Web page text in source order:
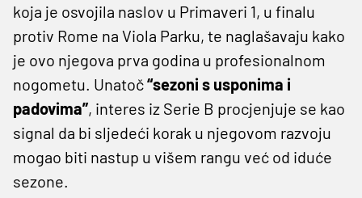
koja je osvojila naslov u Primaveri 1, u finalu
protiv Rome na Viola Parku, te naglašavaju kako
je ovo njegova prva godina u profesionalnom
nogometu. Unatoč“sezoni s usponima i
padovima”, interes iz Serie B procjenjuje se kao
signal da bi sljedeći korak u njegovom razvoju
mogao biti nastup u višem rangu već od iduće
sezone.